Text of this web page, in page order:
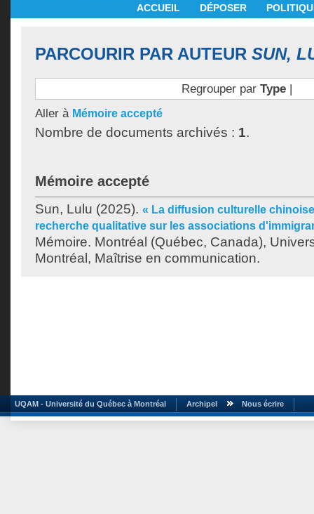
ACCUEIL DÉPOSER
PARCOURIR PAR AUTEUR SUN,
Regrouper par Type|
Aller à Mémoire accepté
Nombre de documents archivés : 1.
Mémoire accepté
Sun, Lulu (2025). « La diffusion culturelle
recherche qualitative sur les associations
Mémoire. Montréal (Québec, Canada),
Montréal, Maîtrise en communication.
UQAM - Université du Québec à Montréal Archipel Nous écrire